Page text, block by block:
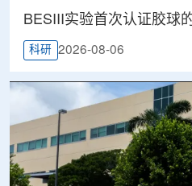
BESIII实验首次认证胶球
科研 2026-08-06